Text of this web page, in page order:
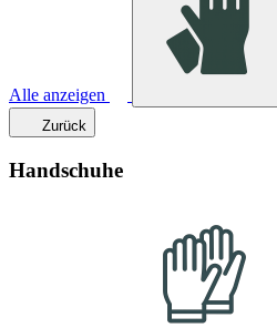
Alle anzeigen
Zurück
Handschuhe